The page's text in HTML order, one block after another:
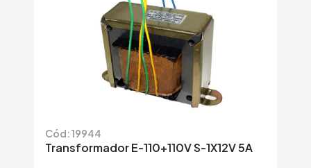
Cód: 19944
Transformador E-110+110V S-1X12V 5A